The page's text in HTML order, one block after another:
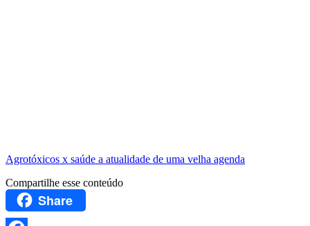
Agrotóxicos x saúde a atualidade de uma velha agenda
Compartilhe esse conteúdo
Share